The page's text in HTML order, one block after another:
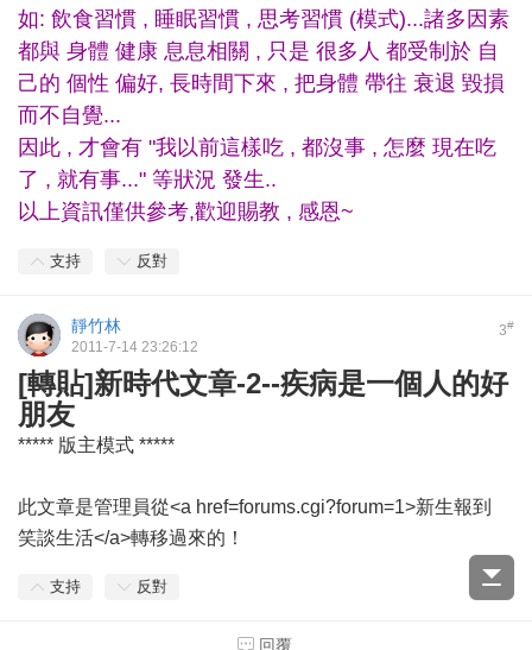
如: 飲食習慣 , 睡眠習慣 , 思考習慣 (模式)...諸多因素
都與 身體 健康 息息相關 , 只是 很多人 都受制於 自
己的 個性 偏好, 長時間下來 , 把身體 帶往 衰退 毀損
而不自覺...
因此 , 才會有 "我以前這樣吃 , 都沒事 , 怎麼 現在吃
了 , 就有事..." 等狀況 發生..
以上資訊僅供參考,歡迎賜教 , 感恩~
支持 反對
3#
靜竹林
2011-7-14 23:26:12
[轉貼]新時代文章-2--疾病是一個人的好
朋友
***** 版主模式 *****
此文章是管理員從<a href=forums.cgi?forum=1>新生報到
笑談生活</a>轉移過來的！
支持 反對
回覆